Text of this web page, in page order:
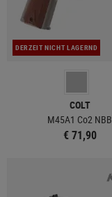
DERZEIT NICHT LAGERND
COLT
M45A1 Co2 NBB
€ 71,90